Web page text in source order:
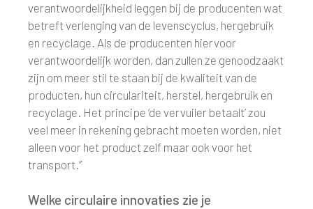
verantwoordelijkheid leggen bij de producenten wat
betreft verlenging van de levenscyclus, hergebruik
en recyclage. Als de producenten hiervoor
verantwoordelijk worden, dan zullen ze genoodzaakt
zijn om meer stil te staan bij de kwaliteit van de
producten, hun circulariteit, herstel, hergebruik en
recyclage. Het principe ‘de vervuiler betaalt’ zou
veel meer in rekening gebracht moeten worden, niet
alleen voor het product zelf maar ook voor het
transport.”
Welke circulaire innovaties zie je